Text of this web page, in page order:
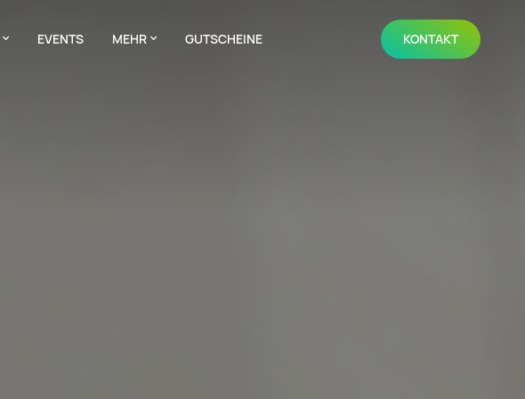
EVENTS MEHR GUTSCHEINE NAVIGATION WIEDERHOLENKONTAKT